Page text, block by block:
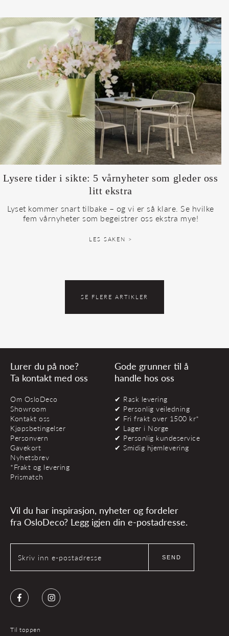
Lysere tider i sikte: 5 vårnyheter som gleder oss
litt ekstra
Lyset kommer snart tilbake – og vi er så klare. Se hvilke
fem vårnyheter som begeistrer oss ekstra mye!
LES SAKEN >
SE FLERE ARTIKLER
Lurer du på noe?
Ta kontakt med oss
Om OsloDeco
Showroom
Kontakt oss
Kjøpsbetingelser
Personvern
Gavekort
Nyhetsbrev
*Frakt og levering
Prismatch
Gode grunner til å
handle hos oss
✔ Rask levering
✔ Personlig veiledning
✔ Fri frakt over 1500 kr*
✔ Lager i Norge
✔ Personlig kundeservice
✔ Smidig hjemlevering
Vil du har inspirasjon, nyheter og fordeler
fra OsloDeco? Legg igjen din e-postadresse.
Skriv inn e-postadresse SEND
FacebookInstagram
Til toppen